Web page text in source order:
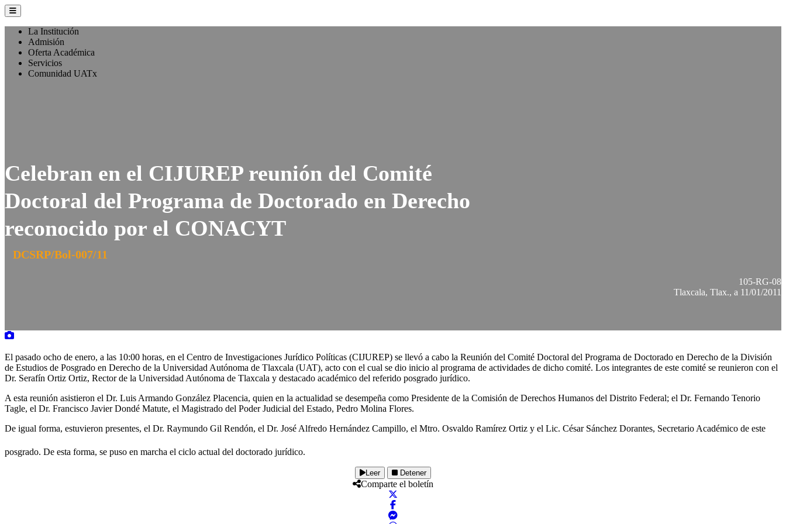
La Institución
Admisión
Oferta Académica
Servicios
Comunidad UATx
Celebran en el CIJUREP reunión del Comité
Doctoral del Programa de Doctorado en Derecho
reconocido por el CONACYT
DCSRP/Bol-007/11
105-RG-08
Tlaxcala, Tlax., a 11/01/2011
El pasado ocho de enero, a las 10:00 horas, en el Centro de Investigaciones Jurídico Políticas (CIJUREP) se llevó a cabo la Reunión del Comité Doctoral del Programa de Doctorado en Derecho de la División
de Estudios de Posgrado en Derecho de la Universidad Autónoma de Tlaxcala (UAT), acto con el cual se dio inicio al programa de actividades de dicho comité. Los integrantes de este comité se reunieron con el
Dr. Serafín Ortiz Ortiz, Rector de la Universidad Autónoma de Tlaxcala y destacado académico del referido posgrado jurídico.
A esta reunión asistieron el Dr. Luis Armando González Placencia, quien en la actualidad se desempeña como Presidente de la Comisión de Derechos Humanos del Distrito Federal; el Dr. Fernando Tenorio
Tagle, el Dr. Francisco Javier Dondé Matute, el Magistrado del Poder Judicial del Estado, Pedro Molina Flores.
De igual forma, estuvieron presentes, el Dr. Raymundo Gil Rendón, el Dr. José Alfredo Hernández Campillo, el Mtro. Osvaldo Ramírez Ortiz y el Lic. César Sánchez Dorantes, Secretario Académico de este
posgrado. De esta forma, se puso en marcha el ciclo actual del doctorado jurídico.
Leer Detener
Comparte el boletín